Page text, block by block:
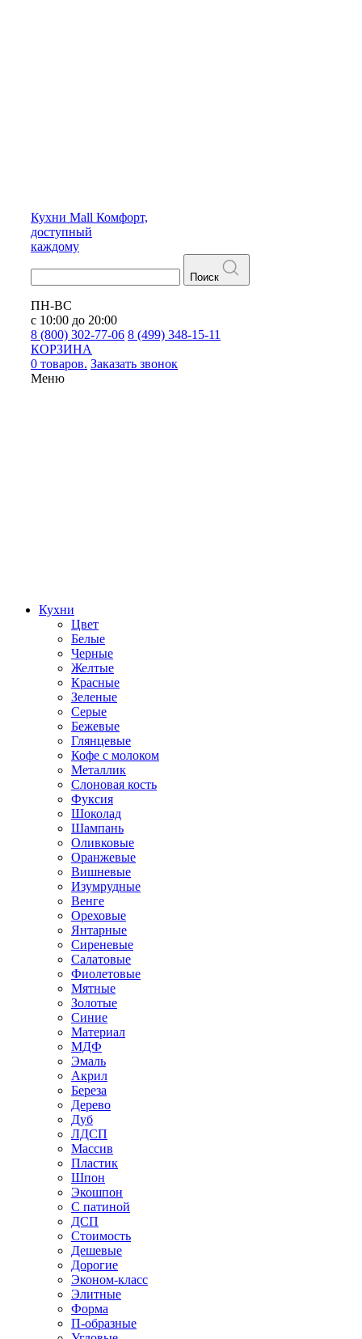
Кухни Mall Комфорт,
доступный
каждому
Поиск
ПН-ВС
с 10:00 до 20:00
8 (800) 302-77-06 8 (499) 348-15-11
КОРЗИНА
0 товаров. Заказать звонок
Меню
Кухни
Цвет
Белые
Черные
Желтые
Красные
Зеленые
Серые
Бежевые
Глянцевые
Кофе с молоком
Металлик
Слоновая кость
Фуксия
Шоколад
Шампань
Оливковые
Оранжевые
Вишневые
Изумрудные
Венге
Ореховые
Янтарные
Сиреневые
Салатовые
Фиолетовые
Мятные
Золотые
Синие
Материал
МДФ
Эмаль
Акрил
Береза
Дерево
Дуб
ЛДСП
Массив
Пластик
Шпон
Экошпон
С патиной
ДСП
Стоимость
Дешевые
Дорогие
Эконом-класс
Элитные
Форма
П-образные